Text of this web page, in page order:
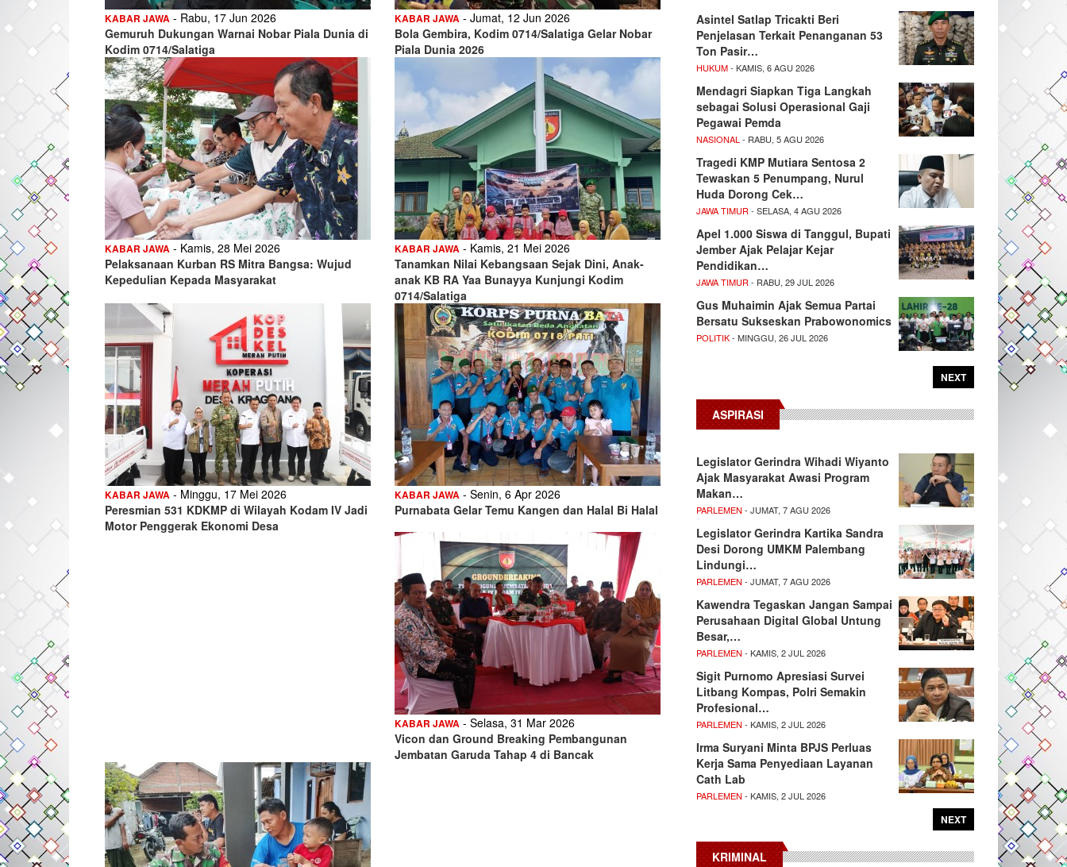
KABAR JAWA - Rabu, 17 Jun 2026
Gemuruh Dukungan Warnai Nobar Piala Dunia di
Kodim 0714/Salatiga
KABAR JAWA - Jumat, 12 Jun 2026
Bola Gembira, Kodim 0714/Salatiga Gelar Nobar
Piala Dunia 2026
KABAR JAWA - Kamis, 28 Mei 2026
Pelaksanaan Kurban RS Mitra Bangsa: Wujud
Kepedulian Kepada Masyarakat
KABAR JAWA - Kamis, 21 Mei 2026
Tanamkan Nilai Kebangsaan Sejak Dini, Anak-
anak KB RA Yaa Bunayya Kunjungi Kodim
0714/Salatiga
KABAR JAWA - Minggu, 17 Mei 2026
Peresmian 531 KDKMP di Wilayah Kodam IV Jadi
Motor Penggerak Ekonomi Desa
KABAR JAWA - Senin, 6 Apr 2026
Purnabata Gelar Temu Kangen dan Halal Bi Halal
KABAR JAWA - Selasa, 31 Mar 2026
Vicon dan Ground Breaking Pembangunan
Jembatan Garuda Tahap 4 di Bancak
Asintel Satlap Tricakti Beri
Penjelasan Terkait Penanganan 53
Ton Pasir…
HUKUM- KAMIS, 6 AGU 2026
Mendagri Siapkan Tiga Langkah
sebagai Solusi Operasional Gaji
Pegawai Pemda
NASIONAL - RABU, 5 AGU 2026
Tragedi KMP Mutiara Sentosa 2
Tewaskan 5 Penumpang, Nurul
Huda Dorong Cek…
JAWA TIMUR - SELASA, 4 AGU 2026
Apel 1.000 Siswa di Tanggul, Bupati
Jember Ajak Pelajar Kejar
Pendidikan…
JAWA TIMUR - RABU, 29 JUL 2026
Gus Muhaimin Ajak Semua Partai
Bersatu Sukseskan Prabowonomics
POLITIK- MINGGU, 26 JUL 2026
NEXT
ASPIRASI
Legislator Gerindra Wihadi Wiyanto
Ajak Masyarakat Awasi Program
Makan…
PARLEMEN - JUMAT, 7 AGU 2026
Legislator Gerindra Kartika Sandra
Desi Dorong UMKM Palembang
Lindungi…
PARLEMEN - JUMAT, 7 AGU 2026
Kawendra Tegaskan Jangan Sampai
Perusahaan Digital Global Untung
Besar,…
PARLEMEN - KAMIS, 2 JUL 2026
Sigit Purnomo Apresiasi Survei
Litbang Kompas, Polri Semakin
Profesional…
PARLEMEN - KAMIS, 2 JUL 2026
Irma Suryani Minta BPJS Perluas
Kerja Sama Penyediaan Layanan
Cath Lab
PARLEMEN - KAMIS, 2 JUL 2026
NEXT
KRIMINAL